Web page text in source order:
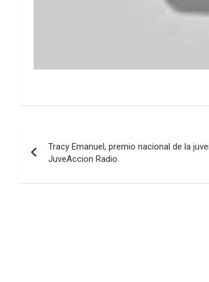
de
entradas
Tracy Emanuel, premio nacional de la
JuveAccion Radio